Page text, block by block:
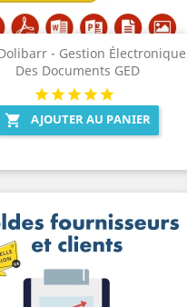
- Gestion Électronique
Des Documents GED
 AJOUTER AU PANIER